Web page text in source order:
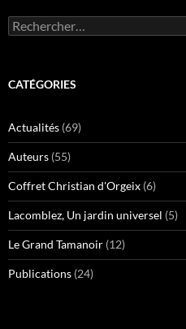
Rechercher :
CATÉGORIES
Actualités (69)
Auteurs (55)
Coffret Christian d'Orgeix (6)
Lacomblez, Un jardin universel (5)
Le Grand Tamanoir (12)
Publications (24)